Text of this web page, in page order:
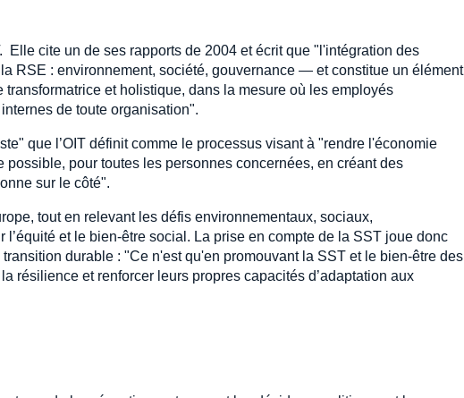
Elle cite un de ses rapports de 2004 et écrit que "l'intégration des
RSE : environnement, société, gouvernance — et constitue un élément
et holistique, dans la mesure où les employés
de toute organisation".
que l’OIT définit comme le processus visant à "rendre l'économie
pour toutes les personnes concernées, en créant des
sur le côté".
tout en relevant les défis environnementaux, sociaux,
et le bien-être social. La prise en compte de la SST joue donc
durable : "Ce n'est qu'en promouvant la SST et le bien-être des
résilience et renforcer leurs propres capacités d’adaptation aux